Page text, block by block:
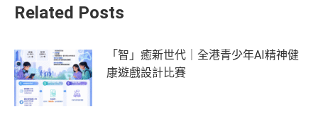
Related Posts
「智」癒新世代｜全港青少年AI精神健
康遊戲設計比賽